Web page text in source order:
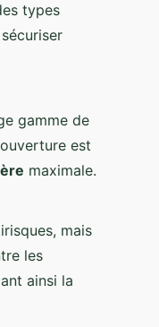
types
gamme de
est
maximale.
mais
les
ainsi la